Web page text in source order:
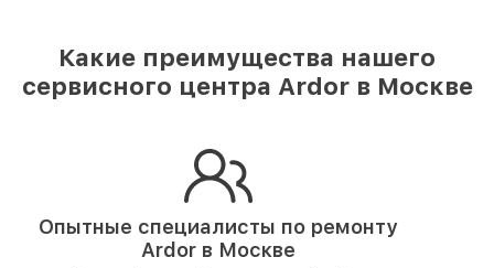
Какие преимущества нашего
сервисного центра Ardor в Москве
Опытные специалисты по ремонту
Ardor в Москве